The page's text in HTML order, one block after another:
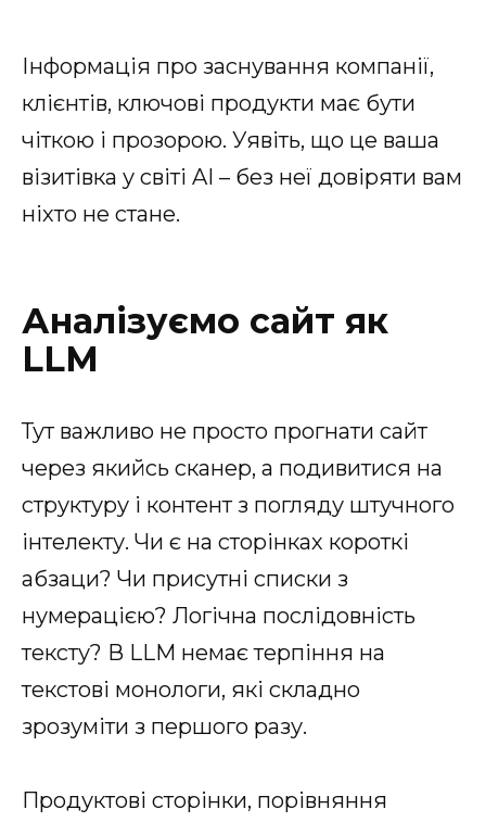
Інформація про заснування компанії,
клієнтів, ключові продукти має бути
чіткою і прозорою. Уявіть, що це ваша
візитівка у світі AI – без неї довіряти вам
ніхто не стане.
Аналізуємо сайт як
LLM
Тут важливо не просто прогнати сайт
через якийсь сканер, а подивитися на
структуру і контент з погляду штучного
інтелекту. Чи є на сторінках короткі
абзаци? Чи присутні списки з
нумерацією? Логічна послідовність
тексту? В LLM немає терпіння на
текстові монологи, які складно
зрозуміти з першого разу.
Продуктові сторінки, порівняння